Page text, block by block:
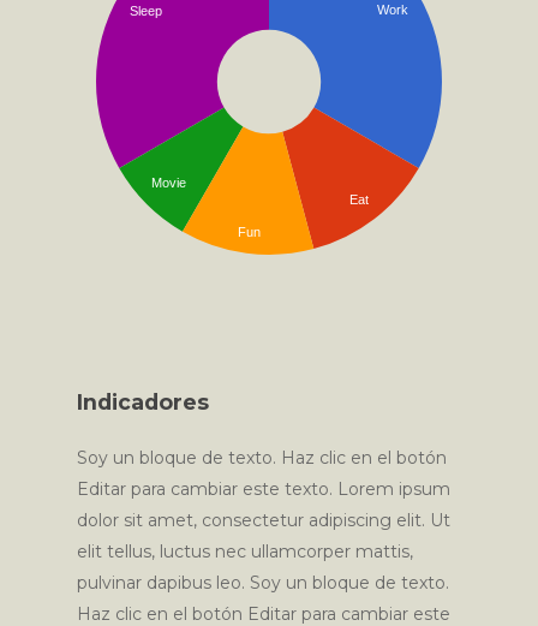
Work
Eat
Sleep
Movie
Fun
Indicadores
Soy un bloque de texto. Haz clic en el botón
Editar para cambiar este texto. Lorem ipsum
dolor sit amet, consectetur adipiscing elit. Ut
elit tellus, luctus nec ullamcorper mattis,
pulvinar dapibus leo. Soy un bloque de texto.
Haz clic en el botón Editar para cambiar este